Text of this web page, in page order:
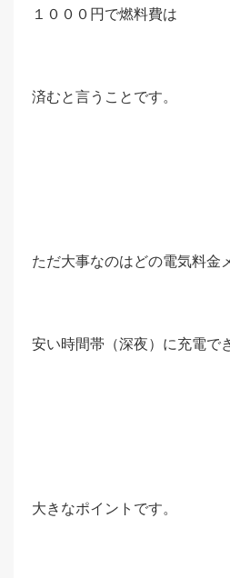
１０００円で燃料費は
済むと言うことです。
ただ大事なのはどの電気料金
安い時間帯（深夜）に充電で
大きなポイントです。